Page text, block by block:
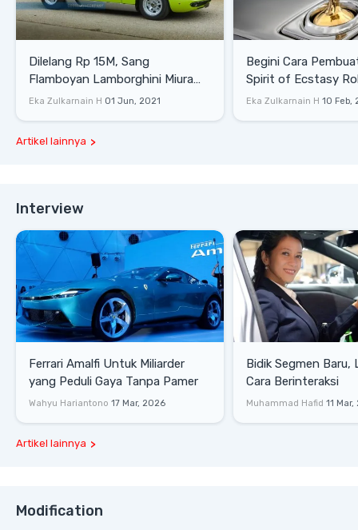
Dilelang Rp 15M, Sang
Flamboyan Lamborghini Miura
P400 S
Eka Zulkarnain H 01 Jun, 2021
Begini Cara
Spirit of Ecstasy
Eka Zulkarnain H 10 Feb,
Artikel lainnya
Interview
Ferrari Amalfi Untuk Miliarder
yang Peduli Gaya Tanpa Pamer
Wahyu Hariantono 17 Mar, 2026
Bidik Segmen Baru,
Cara Berinteraksi
Muhammad Hafid 11
Artikel lainnya
Modification